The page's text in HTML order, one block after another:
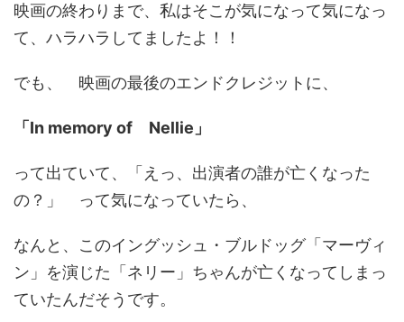
映画の終わりまで、私はそこが気になって気になっ
て、ハラハラしてましたよ！！
でも、 映画の最後のエンドクレジットに、
「In memory of Nellie」
って出ていて、「えっ、出演者の誰が亡くなった
の？」 って気になっていたら、
なんと、このイングッシュ・ブルドッグ「マーヴィ
ン」を演じた「ネリー」ちゃんが亡くなってしまっ
ていたんだそうです。